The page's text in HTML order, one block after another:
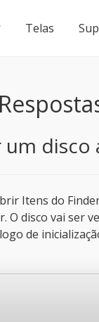
Telas
um
Itens do
O disco vai ser
de